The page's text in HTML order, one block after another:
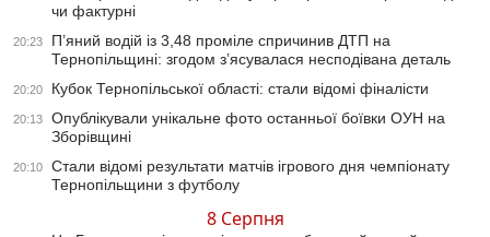
чи фактурні
20:23
П’яний водій із 3,48 проміле спричинив ДТП на
Тернопільщині: згодом з’ясувалася несподівана деталь
20:20 Кубок Тернопільської області: стали відомі фіналісти
20:13
Опублікували унікальне фото останньої боївки ОУН на
Зборівщині
20:10
Стали відомі результати матчів ігрового дня чемпіонату
Тернопільщини з футболу
8 Серпня